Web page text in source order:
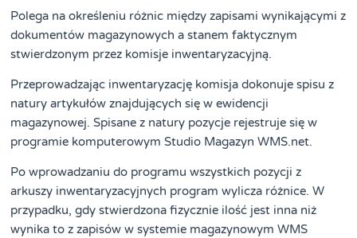
Polega na określeniu różnic między zapisami wynikającymi z
dokumentów magazynowych a stanem faktycznym
stwierdzonym przez komisje inwentaryzacyjną.
Przeprowadzając inwentaryzację komisja dokonuje spisu z
natury artykułów znajdujących się w ewidencji
magazynowej. Spisane z natury pozycje rejestruje się w
programie komputerowym Studio Magazyn WMS.net.
Po wprowadzaniu do programu wszystkich pozycji z
arkuszy inwentaryzacyjnych program wylicza różnice. W
przypadku, gdy stwierdzona fizycznie ilość jest inna niż
wynika to z zapisów w systemie magazynowym WMS